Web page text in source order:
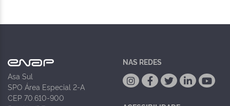
Asa Sul
SPO Área Especial 2-A
CEP 70.610-900
NAS REDES